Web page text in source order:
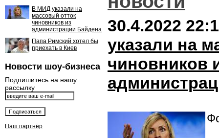
В МИД указали на
массовый отток
чиновников из
администрации Байдена
Папа Римский хотел бы
приехать в Киев
Новости шоу-бизнеса
Подпишитесь на нашу
рассылку
Наш партнёр
30.4.2022
указали на
чиновников